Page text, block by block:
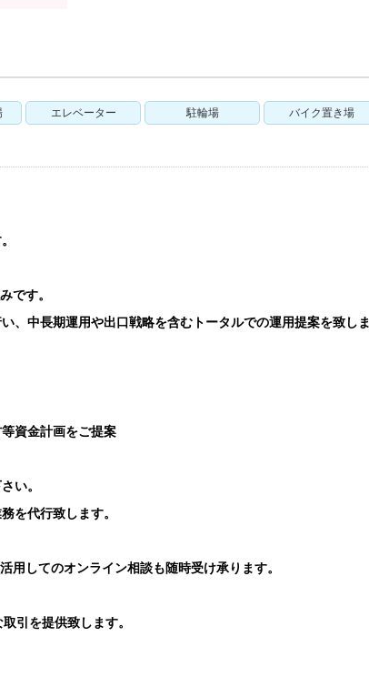
エレベーター 駐輪場 バイク置き場
です。
、中長期運用や出口戦略を含むトータルでの運用提案を致しま
資金計画をご提案
い。
を代行致します。
してのオンライン相談も随時受け承ります。
引を提供致します。